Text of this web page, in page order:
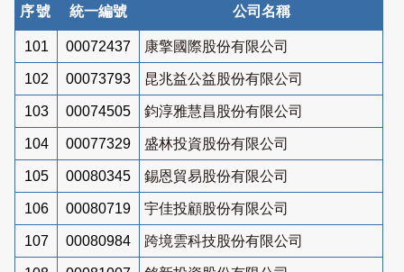
序號 統一編號 公司名稱
101 00072437 康擎國際股份有限公司
102 00073793 昆兆益公益股份有限公司
103 00074505 鈞淳雅慧昌股份有限公司
104 00077329 盛林投資股份有限公司
105 00080345 錫恩貿易股份有限公司
106 00080719 宇佳投顧股份有限公司
107 00080984 跨境雲科技股份有限公司